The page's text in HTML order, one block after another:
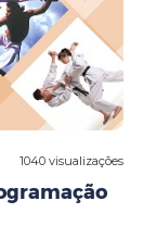
1040 visualizações